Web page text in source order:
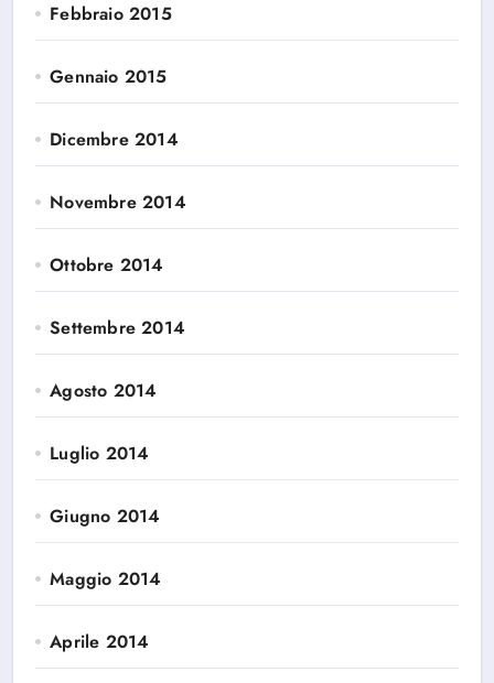
Febbraio 2015
Gennaio 2015
Dicembre 2014
Novembre 2014
Ottobre 2014
Settembre 2014
Agosto 2014
Luglio 2014
Giugno 2014
Maggio 2014
Aprile 2014